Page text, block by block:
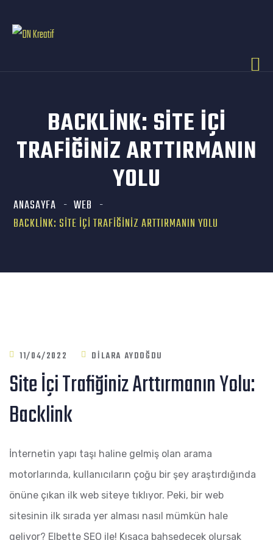
BACKLINK: SITE İÇI
TRAFIĞINIZ ARTTIRMANIN
YOLU
ANASAYFA
WEB
BACKLINK: SITE İÇI TRAFIĞINIZ ARTTIRMANIN YOLU
11/04/2022 DILARA AYDOĞDU
Site İçi Trafiğiniz Arttırmanın Yolu:
Backlink
İnternetin yapı taşı haline gelmiş olan arama
motorlarında, kullanıcıların çoğu bir şey araştırdığında
önüne çıkan ilk web siteye tıklıyor. Peki, bir web
sitesinin ilk sırada yer alması nasıl mümkün hale
geliyor? Elbette SEO ile! Kısaca bahsedecek olursak